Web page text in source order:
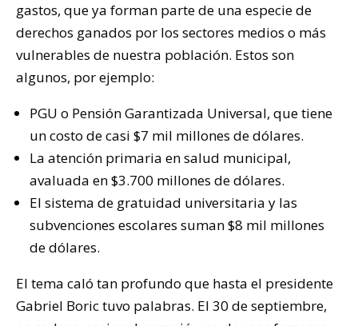
gastos, que ya forman parte de una especie de
derechos ganados por los sectores medios o más
vulnerables de nuestra población. Estos son
algunos, por ejemplo:
PGU o Pensión Garantizada Universal, que tiene
un costo de casi $7 mil millones de dólares.
La atención primaria en salud municipal,
avaluada en $3.700 millones de dólares.
El sistema de gratuidad universitaria y las
subvenciones escolares suman $8 mil millones
de dólares.
El tema caló tan profundo que hasta el presidente
Gabriel Boric tuvo palabras. El 30 de septiembre,